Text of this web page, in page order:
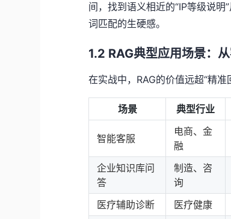
间，找到语义相近的“IP等级说
词匹配的生硬感。
1.2 RAG典型应用场景：
在实战中，RAG的价值远超“精
场景 典型行业
智能客服
电商、金
融
企业知识库问
答
制造、咨
询
医疗辅助诊断 医疗健康